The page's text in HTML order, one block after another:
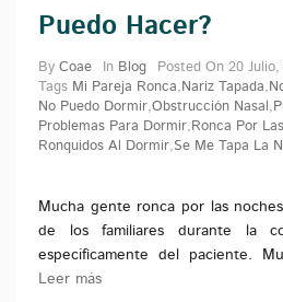
Puedo Hacer?
By Coae In Blog Posted On 20 Julio,
Tags Mi Pareja Ronca, Nariz Tapada,
No Puedo Dormir,Obstrucción Nasal ,
Problemas Para Dormir, Ronca Por
Ronquidos Al Dormir,Se Me Tapa La
Mucha gente ronca por las
de los familiares durante la
específicamente del paciente.
Leer más